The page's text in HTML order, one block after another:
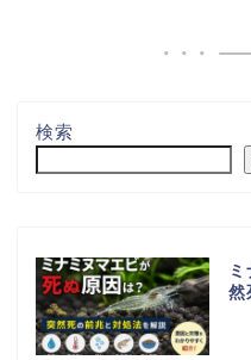
検索
然